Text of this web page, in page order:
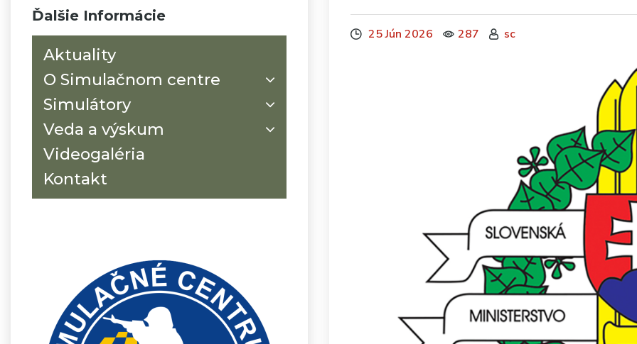
Ďalšie Informácie
Aktuality
O Simulačnom centre
Simulátory
Veda a výskum
Videogaléria
Kontakt
25 Jún 2026 287 sc